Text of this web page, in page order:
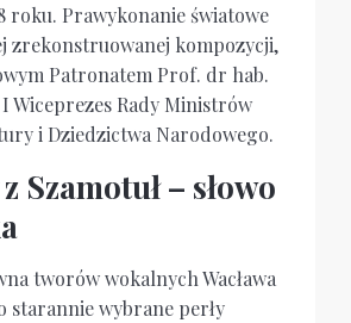
roku. Prawykonanie światowe
zrekonstruowanej kompozycji,
Patronatem Prof. dr hab.
Wiceprezes Rady Ministrów
i Dziedzictwa Narodowego.
Szamotuł – słowo
tworów wokalnych Wacława
starannie wybrane perły